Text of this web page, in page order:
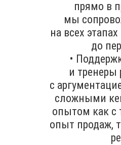
прямо в
мы
на всех
до
•
и
с
сложными
опытом как с
опыт продаж,